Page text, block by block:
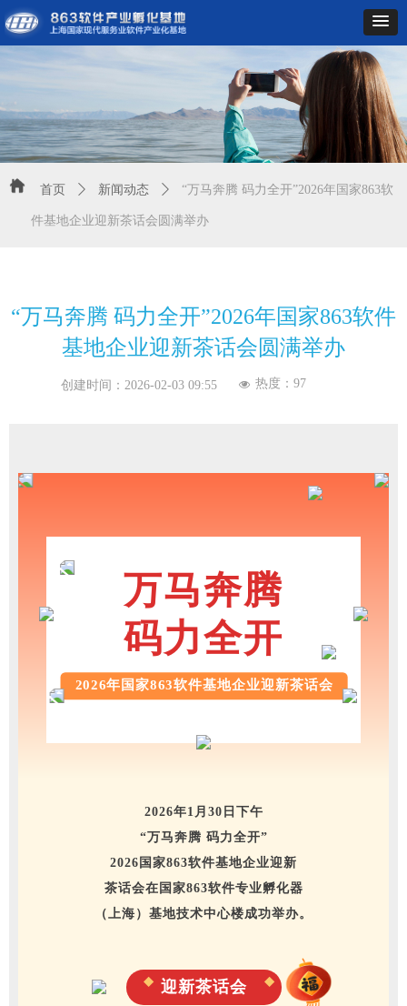
“万马奔腾 码力全开”2026年国家863软件
基地企业迎新茶话会圆满举办
首页 ꄲ 新闻动态 ꄲ “万马奔腾 码力全开”2026年国家863软
件基地企业迎新茶话会圆满举办
万马奔腾
码力全开
2026年国家863软件基地企业迎新茶话会
2026年1月30日下午
“万马奔腾 码力全开”
2026国家863软件基地企业迎新
茶话会在国家863软件专业孵化器
（上海）基地技术中心楼成功举办。
迎新茶话会
创建时间： 2026-02-03 09:55 넶 热度： 97